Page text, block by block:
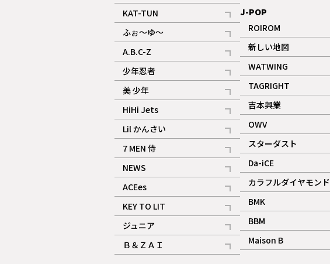
記事
KAT-TUN
記事
ふぉ～ゆ～
記事
A.B.C-Z
記事
ギャラリー
少年忍者
記事
美 少年
記事
HiHi Jets
記事
Lil かんさい
記事
7 MEN 侍
記事
NEWS
記事
ACEes
記事
KEY TO LIT
記事
ジュニア
記事
Ｂ＆ＺＡＩ
記事
J-POP
ROIROM
記事
新しい地図
記事
WATWING
記事
TAGRIGHT
記事
吉本興業
記事
OWV
記事
ギャラリー
スターダスト
記事
Da-iCE
記事
カラフルダイヤモンド
記事
BMK
記事
ギャラリー
BBM
記事
ギャラリー
Maison B
記事